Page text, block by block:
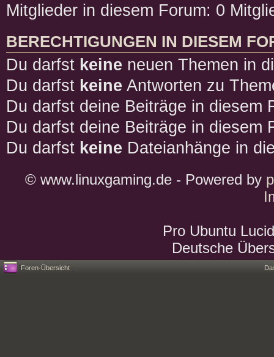
Mitglieder in diesem Forum: 0
BERECHTIGUNGEN IN DIESEM
Du darfst keine neuen Themen in
Du darfst keine Antworten zu
Du darfst deine Beiträge in diesem
Du darfst deine Beiträge in diesem
Du darfst keine Dateianhänge in
© www.linuxgaming.de - Powered by
Pro Ubuntu
Deutsche
Foren-Übersicht